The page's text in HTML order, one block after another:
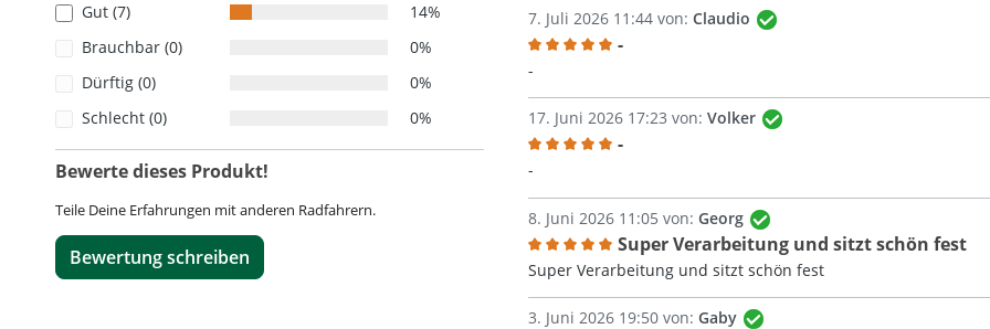
Gut (7)
14%
Brauchbar (0)
0%
Dürftig (0)
0%
Schlecht (0)
0%
Bewerte dieses Produkt!
Teile Deine Erfahrungen mit anderen Radfahrern.
Bewertung schreiben
7. Juli 2026 11:44 von: Claudio
-
-
17. Juni 2026 17:23 von: Volker
Bewertung mit 5 von 5 Sternen
-
-
8. Juni 2026 11:05 von: Georg
Bewertung mit 5 von 5 Sternen
Super Verarbeitung und sitzt schön fest
Super Verarbeitung und sitzt schön fest
3. Juni 2026 19:50 von: Gaby